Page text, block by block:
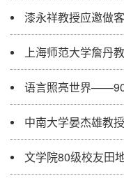
漆永祥教授应邀做客文学
上海师范大学詹丹
语言照亮世界——90后作家
中南大学晏杰雄教授做客“
文学院80级校友田地